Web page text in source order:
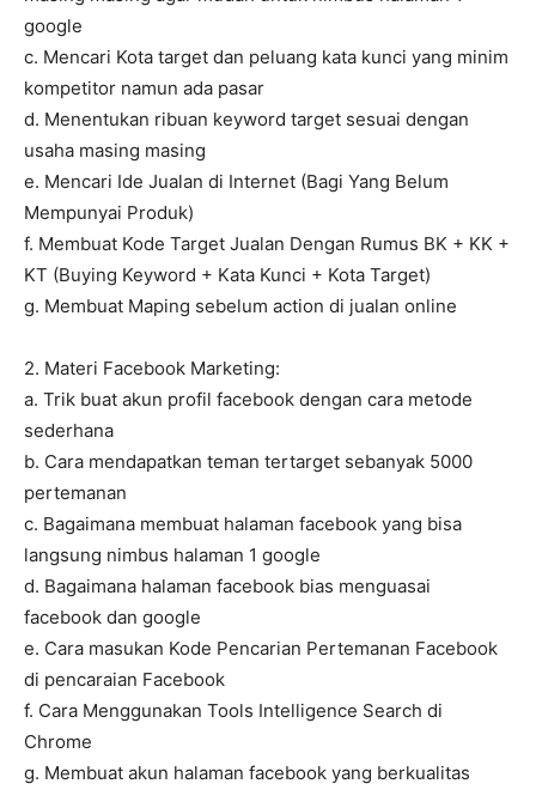
google
c. Mencari Kota target dan peluang kata kunci yang minim
kompetitor namun ada pasar
d. Menentukan ribuan keyword target sesuai dengan
usaha masing masing
e. Mencari Ide Jualan di Internet (Bagi Yang Belum
Mempunyai Produk)
f. Membuat Kode Target Jualan Dengan Rumus BK + KK +
KT (Buying Keyword + Kata Kunci + Kota Target)
g. Membuat Maping sebelum action di jualan online
2. Materi Facebook Marketing:
a. Trik buat akun profil facebook dengan cara metode
sederhana
b. Cara mendapatkan teman tertarget sebanyak 5000
pertemanan
c. Bagaimana membuat halaman facebook yang bisa
langsung nimbus halaman 1 google
d. Bagaimana halaman facebook bias menguasai
facebook dan google
e. Cara masukan Kode Pencarian Pertemanan Facebook
di pencaraian Facebook
f. Cara Menggunakan Tools Intelligence Search di
Chrome
g. Membuat akun halaman facebook yang berkualitas